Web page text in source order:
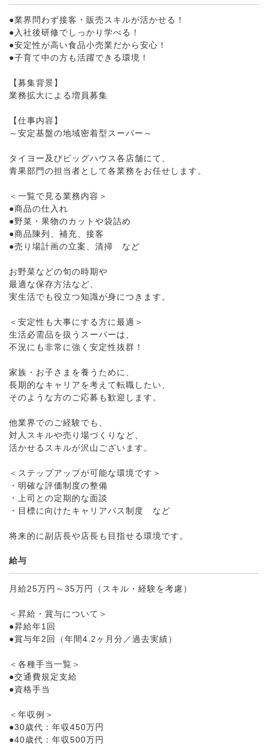
●業界問わず接客・販売スキルが活かせる！
●入社後研修でしっかり学べる！
●安定性が高い食品小売業だから安心！
●子育て中の方も活躍できる環境！
【募集背景】
業務拡大による増員募集
【仕事内容】
～安定基盤の地域密着型スーパー～
タイヨー及びビッグハウス各店舗にて、
青果部門の担当者として各業務をお任せします。
＜一覧で見る業務内容＞
●商品の仕入れ
●野菜・果物のカットや袋詰め
●商品陳列、補充、接客
●売り場計画の立案、清掃 など
お野菜などの旬の時期や
最適な保存方法など、
実生活でも役立つ知識が身につきます。
＜安定性も大事にする方に最適＞
生活必需品を扱うスーパーは、
不況にも非常に強く安定性抜群！
家族・お子さまを養うために、
長期的なキャリアを考えて転職したい、
そのような方のご応募も歓迎します。
他業界でのご経験でも、
対人スキルや売り場づくりなど、
活かせるスキルが沢山ございます。
＜ステップアップが可能な環境です＞
・明確な評価制度の整備
・上司との定期的な面談
・目標に向けたキャリアパス制度 など
将来的に副店長や店長も目指せる環境です。
給与
月給25万円～35万円（スキル・経験を考慮）
＜昇給・賞与について＞
●昇給年1回
●賞与年2回（年間4.2ヶ月分／過去実績）
＜各種手当一覧＞
●交通費規定支給
●資格手当
＜年収例＞
●30歳代：年収450万円
●40歳代：年収500万円